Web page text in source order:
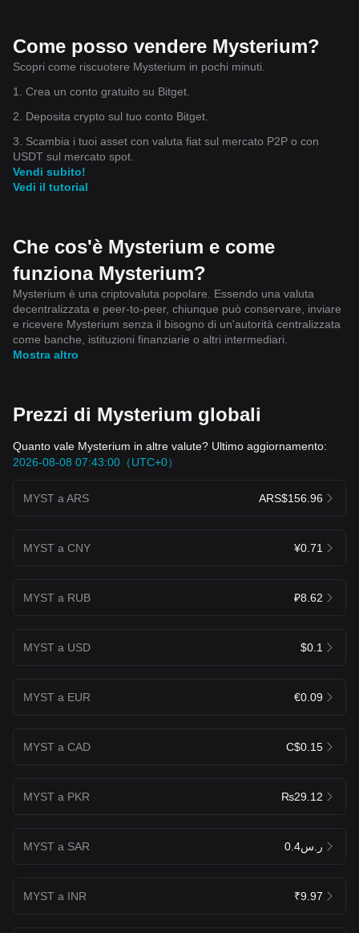
Come posso vendere Mysterium?
Scopri come riscuotere Mysterium in pochi minuti.
1. Crea un conto gratuito su Bitget.
2. Deposita crypto sul tuo conto Bitget.
3. Scambia i tuoi asset con valuta fiat sul mercato P2P o con
USDT sul mercato spot.
Vendi subito!
Vedi il tutorial
Che cos'è Mysterium e come
funziona Mysterium?
Mysterium è una criptovaluta popolare. Essendo una valuta
decentralizzata e peer-to-peer, chiunque può conservare, inviare
e ricevere Mysterium senza il bisogno di un'autorità centralizzata
come banche, istituzioni finanziarie o altri intermediari.
Mostra altro
Prezzi di Mysterium globali
Quanto vale Mysterium in altre valute? Ultimo aggiornamento:
2026-08-08 07:43:00（UTC+0）
MYST a ARS ARS$156.96
MYST a CNY ¥0.71
MYST a RUB ₽8.62
MYST a USD $0.1
MYST a EUR €0.09
MYST a CAD C$0.15
MYST a PKR ₨29.12
MYST a SAR ر.س0.4
MYST a INR ₹9.97